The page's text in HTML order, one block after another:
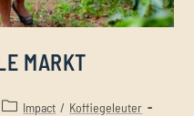
MARKT
Impact / Koffiegeleuter